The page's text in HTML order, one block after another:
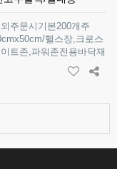
주문시기본200개주
헬스장,크로스
트존,파워존전용바닥재